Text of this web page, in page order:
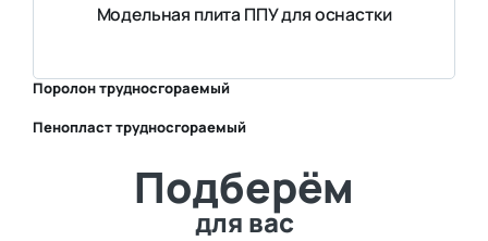
Модельная плита ППУ для оснастки
Поролон трудносгораемый
Пенопласт трудносгораемый
Подберём
для вас